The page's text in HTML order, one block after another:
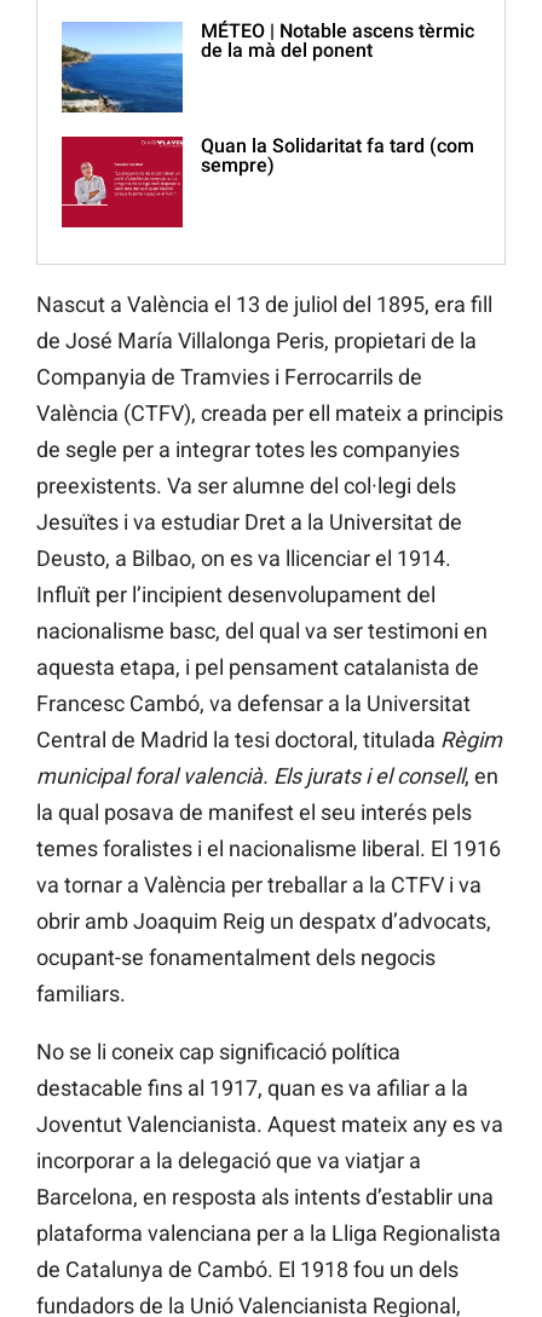
MÉTEO | Notable ascens tèrmic
de la mà del ponent
Quan la Solidaritat fa tard (com
sempre)
Nascut a València el 13 de juliol del 1895, era fill
de José María Villalonga Peris, propietari de la
Companyia de Tramvies i Ferrocarrils de
València (CTFV), creada per ell mateix a principis
de segle per a integrar totes les companyies
preexistents. Va ser alumne del col·legi dels
Jesuïtes i va estudiar Dret a la Universitat de
Deusto, a Bilbao, on es va llicenciar el 1914.
Influït per l’incipient desenvolupament del
nacionalisme basc, del qual va ser testimoni en
aquesta etapa, i pel pensament catalanista de
Francesc Cambó, va defensar a la Universitat
Central de Madrid la tesi doctoral, titulada Règim
municipal foral valencià. Els jurats i el consell, en
la qual posava de manifest el seu interés pels
temes foralistes i el nacionalisme liberal. El 1916
va tornar a València per treballar a la CTFV i va
obrir amb Joaquim Reig un despatx d’advocats,
ocupant-se fonamentalment dels negocis
familiars.
No se li coneix cap significació política
destacable fins al 1917, quan es va afiliar a la
Joventut Valencianista. Aquest mateix any es va
incorporar a la delegació que va viatjar a
Barcelona, en resposta als intents d’establir una
plataforma valenciana per a la Lliga Regionalista
de Catalunya de Cambó. El 1918 fou un dels
fundadors de la Unió Valencianista Regional,